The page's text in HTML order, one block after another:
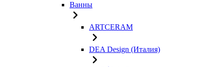
Ванны
ARTCERAM
DEA Design (Италия)